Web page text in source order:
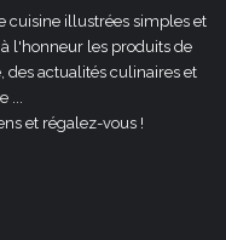
cuisine illustrées simples et
l'honneur les produits de
des actualités culinaires et
...
et régalez-vous !